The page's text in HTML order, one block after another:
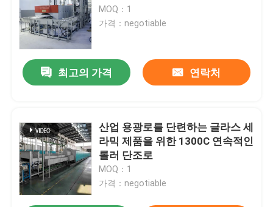
MOQ：1
가격：negotiable
최고의 가격 연락처
산업 용광로를 단련하는 글라스 세
라믹 제품을 위한 1300C 연속적인
롤러 단조로
MOQ：1
가격：negotiable